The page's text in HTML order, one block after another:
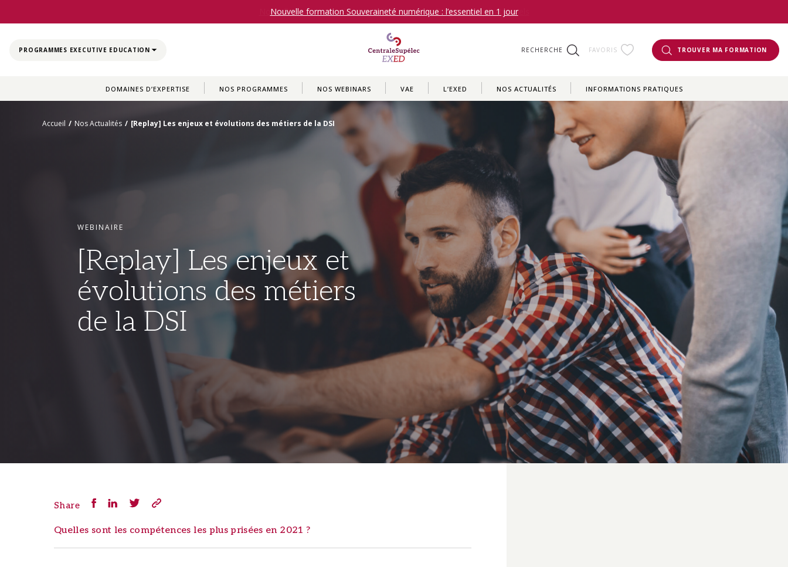
Nouvelle Formation : Finance & Pilotage pour Dirigeants Opérationnels
PROGRAMMES EXECUTIVE EDUCATION RECHERCHE FAVORIS TROUVER MA FORMATION
DOMAINES D’EXPERTISE NOS PROGRAMMES NOS WEBINARS VAE L’EXED NOS ACTUALITÉS INFORMATIONS PRATIQUES
Accueil / Nos Actualités / [Replay] Les enjeux et évolutions des métiers de la DSI
WEBINAIRE
[Replay] Les enjeux et
évolutions des métiers
de la DSI
Share
Quelles sont les compétences les plus prisées en 2021 ?